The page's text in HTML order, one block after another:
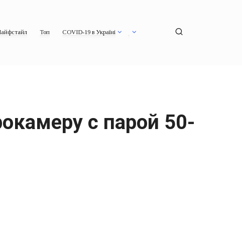
Топ COVID-19 в Україні
с парой 50-